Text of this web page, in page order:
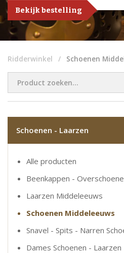
Bekijk bestelling
Ridderwinkel Schoenen
Schoenen - Laarzen
Alle producten
Beenkappen -
Laarzen Middeleeuws
Schoenen Middeleeuws
Snavel - Spits - Narren
Dames Schoenen - Laarzen